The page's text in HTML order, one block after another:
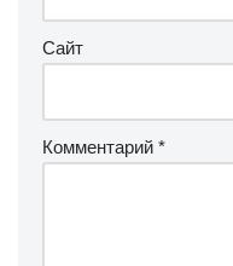
Сайт
Комментарий *